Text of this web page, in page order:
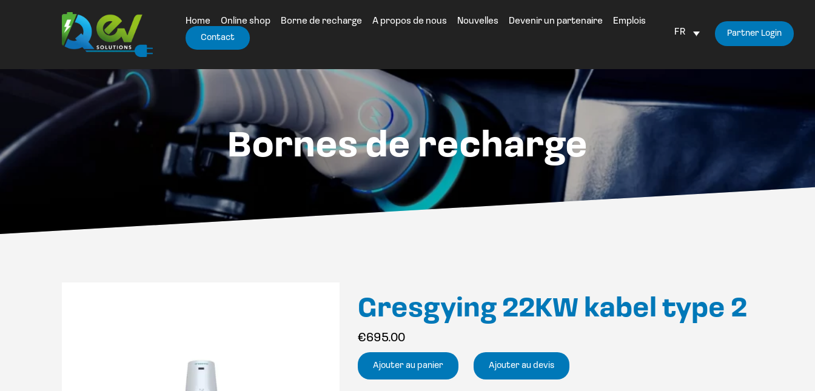
Home Online shop Borne de recharge A propos de nous Nouvelles Devenir un partenaire Emplois
Contact
FR Partner Login
Bornes de recharge
Gresgying 22KW kabel type 2
€695.00
Ajouter au panier Ajouter au devis